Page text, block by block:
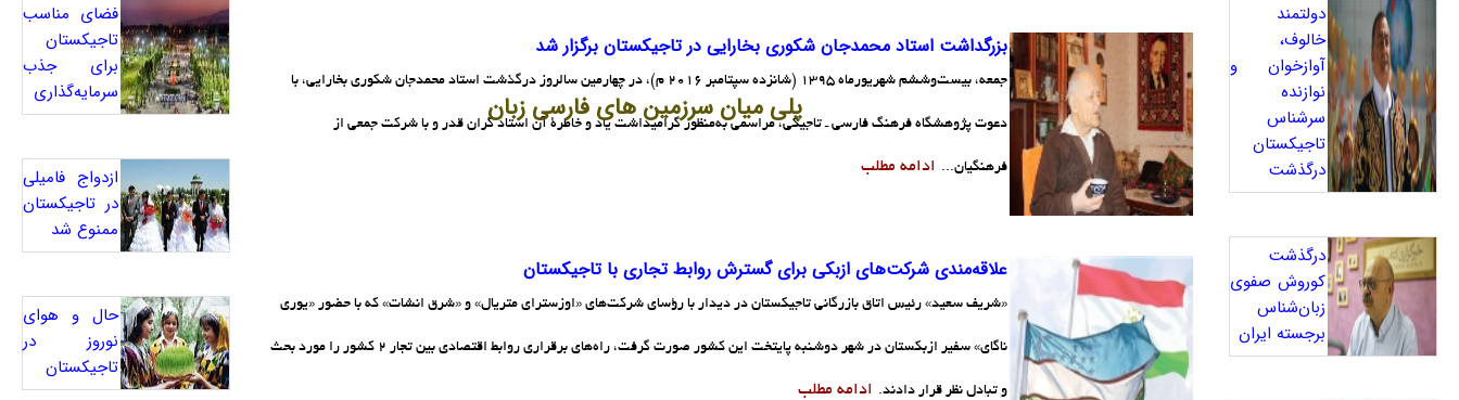
پلی میان سرزمین های فارسی زبان
فضای مناسب
تاجیکستان
برای جذب
سرمایه‌گذاری
ازدواج فامیلی
در تاجیکستان
ممنوع شد
حال و هوای
نوروز در
تاجیکستان
بزرگداشت استاد محمد‌جان شکوری بخارایی در تاجیکستان برگزار شد
جمعه، بیست‌وششم شهریورماه 1395 (شانزده سپتامبر 2016 م)، در چهارمین سالروز درگذشت استاد محمدجان شکوری بخارایی، با
دعوت پژوهشگاه فرهنگ فارسی ـ تاجیکی، مراسمی به‌منظور گرامیداشت یاد و خاطرۀ آن استاد گران قدر و با شرکت جمعی از
فرهنگیان... ادامه مطلب
علاقه‌مندی شرکت‌های ازبکی برای گسترش روابط تجاری با تاجیکستان
«شریف سعید» رئیس اتاق بازرگانی تاجیکستان در دیدار با رؤسای شرکت‌های «اوزسترای متریال» و «شرق انشات» که با حضور «یوری
ناگای» سفیر ازبکستان در شهر دوشنبه پایتخت این کشور صورت گرفت، راه‌های برقراری روابط اقتصادی بین تجار 2 کشور را مورد بحث
و تبادل نظر قرار دادند. ادامه مطلب
دولتمند
خالوف،
آوازخوان و
نوازنده
سرشناس
تاجیکستان
درگذشت
درگذشت
کوروش صفوی
زبان‌شناس
برجسته ایران